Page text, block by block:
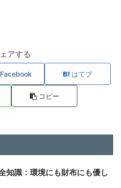
アする
Facebook はてブ
コピー
知識：環境にも財布にも優し